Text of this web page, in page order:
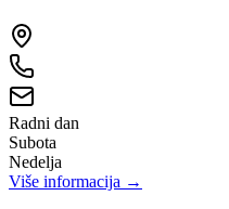
Radni dan
Subota
Nedelja
Više informacija →